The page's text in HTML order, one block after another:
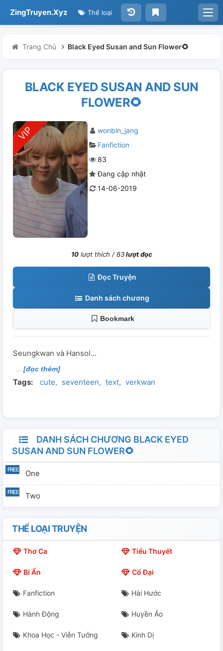
ZingTruyen.Xyz Thể loại
Trang Chủ Black Eyed Susan and Sun Flower🌻
BLACK EYED SUSAN AND SUN
FLOWER🌻
wonbin_jang
Fanfiction
83
Đang cập nhật
14-06-2019
10lượt thích /83lượt đọc
Đọc Truyện
Danh sách chương
Bookmark
Seungkwan và Hansol...
[đọc thêm]
Tags: cute seventeen text verkwan
DANH SÁCH CHƯƠNG BLACK EYED
SUSAN AND SUN FLOWER🌻
One
Two
THỂ LOẠI TRUYỆN
Thơ Ca Tiểu Thuyết
Bí Ẩn Cổ Đại
Fanfiction Hài Hước
Hành Động Huyền Ảo
Khoa Học - Viễn Tưởng Kinh Dị